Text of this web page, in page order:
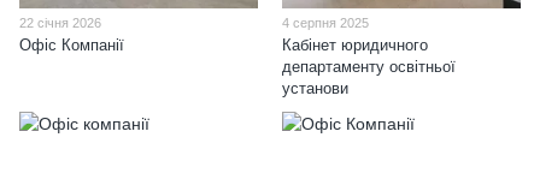
22 січня 2026
Офіс Компанії
4 серпня 2025
Кабінет юридичного
департаменту освітньої
установи